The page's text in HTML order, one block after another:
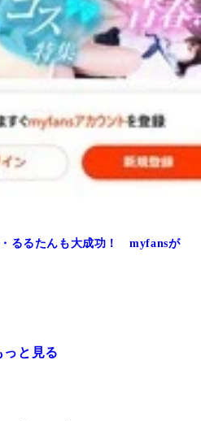
るるたんも大成功！ myfansが
っと見る